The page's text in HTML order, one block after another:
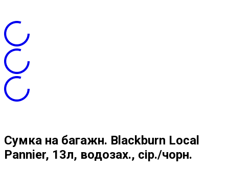
Сумка на багажн. Blackburn Local
Pannier, 13л, водозах., сір./чорн.